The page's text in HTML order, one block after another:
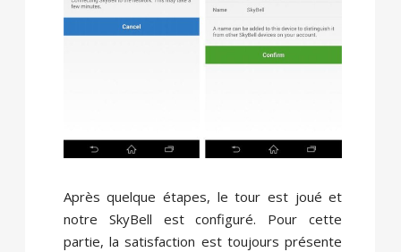
Après quelque étapes, le tour est joué et
notre SkyBell est configuré. Pour cette
partie, la satisfaction est toujours présente